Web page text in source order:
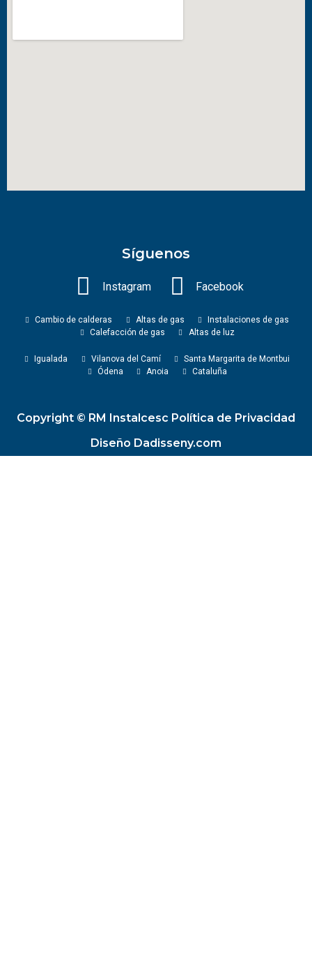
Síguenos
Instagram Facebook
Cambio de calderas Altas de gas
Instalaciones de gas
Calefacción de gas
Altas de luz
Igualada Vilanova del Camí
Santa Margarita de Montbui
Ódena
Anoia Cataluña
Copyright © RM Instalcesc Política de Privacidad
Diseño Dadisseny.com